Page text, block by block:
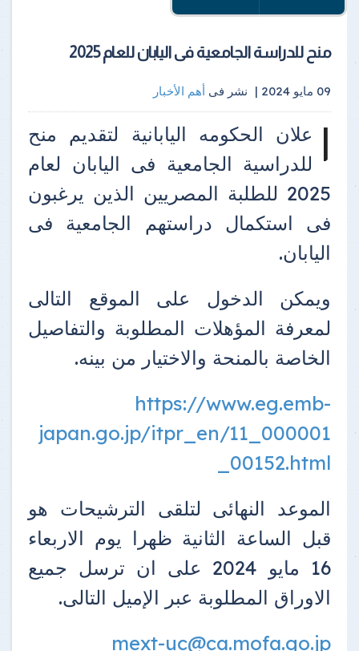
منح للدراسة الجامعية فى اليابان للعام 2025
09 مايو 2024 | نشر فى أهم الأخبار
ا علان الحكومه اليابانية لتقديم منح
للدراسية الجامعية فى اليابان لعام
2025 للطلبة المصريين الذين يرغبون
فى استكمال دراستهم الجامعية فى
اليابان.
ويمكن الدخول على الموقع التالى
لمعرفة المؤهلات المطلوبة والتفاصيل
الخاصة بالمنحة والاختيار من بينه.
https://www.eg.emb-
japan.go.jp/itpr_en/11_000001
_00152.html
الموعد النهائى لتلقى الترشيحات هو
قبل الساعة الثانية ظهرا يوم الاربعاء
16 مايو 2024 على ان ترسل جميع
الاوراق المطلوبة عبر الإميل التالى.
mext-uc@ca.mofa.go.jp